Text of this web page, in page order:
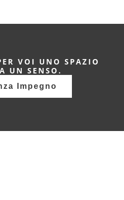
VOI UNO SPAZIO
UN SENSO.
Impegno